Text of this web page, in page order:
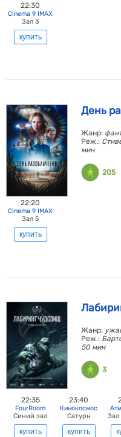
22:30
Cinema 9 IMAX
Зал 3
купить
День
Жанр:
Реж.:
мин
205
22:20
Cinema 9 IMAX
Зал 5
купить
Жанр:
Реж.:
50 мин
3
22:35
FourRoom
Синий зал
купить
23:40
Кинокосмос
Сатурн
купить
Зал